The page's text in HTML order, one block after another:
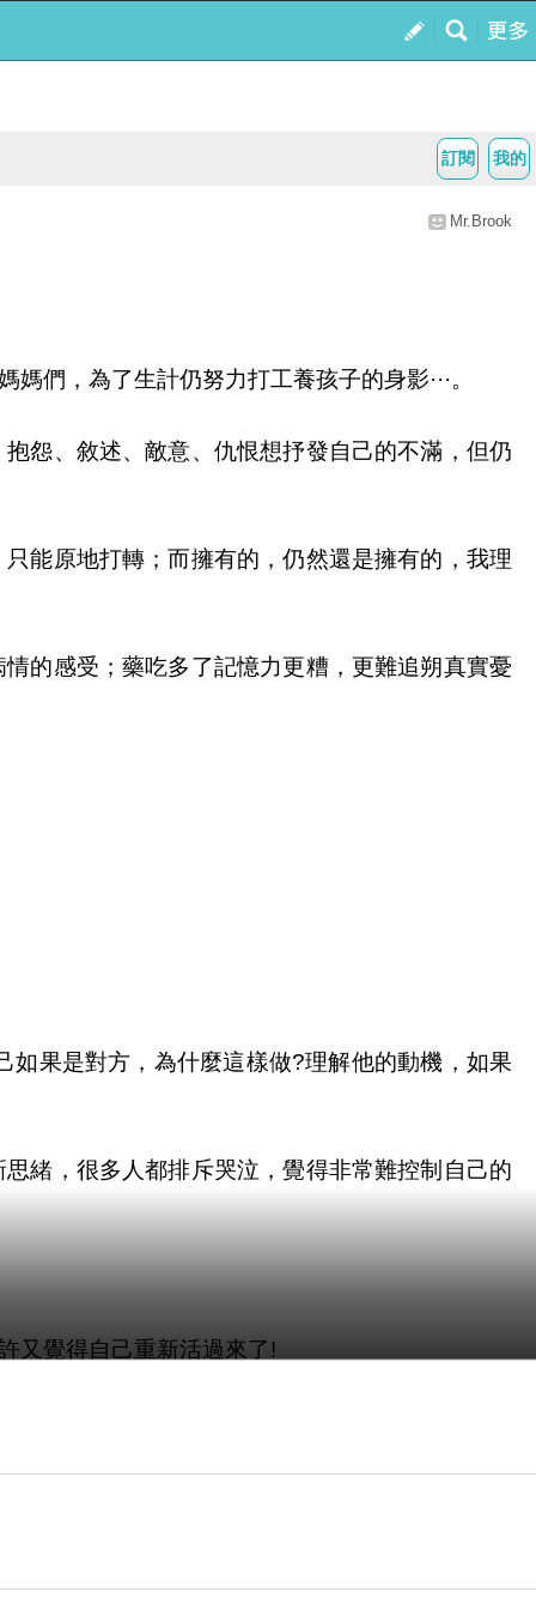
我的
訂閱
Mr.Brook
們，為了生計仍努力打工養孩子的身影···。
怨、敘述、敵意、仇恨想抒發自己的不滿，但仍
能原地打轉；而擁有的，仍然還是擁有的，我理
的感受；藥吃多了記憶力更糟，更難追朔真實憂
果是對方，為什麼這樣做?理解他的動機，如果
緒，很多人都排斥哭泣，覺得非常難控制自己的
又覺得自己重新活過來了!
的!刻意表現陽光，反而更難察覺心靈問題的病